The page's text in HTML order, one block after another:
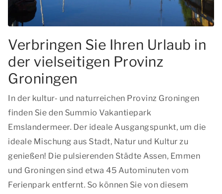
Verbringen Sie Ihren Urlaub in
der vielseitigen Provinz
Groningen
In der kultur- und naturreichen Provinz Groningen
finden Sie den Summio Vakantiepark
Emslandermeer. Der ideale Ausgangspunkt, um die
ideale Mischung aus Stadt, Natur und Kultur zu
genießen! Die pulsierenden Städte Assen, Emmen
und Groningen sind etwa 45 Autominuten vom
Ferienpark entfernt. So können Sie von diesem